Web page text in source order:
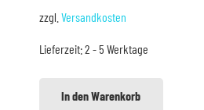
19,99 €17,99 €.
zzgl. Versandkosten
Lieferzeit:2 - 5 Werktage
In den Warenkorb